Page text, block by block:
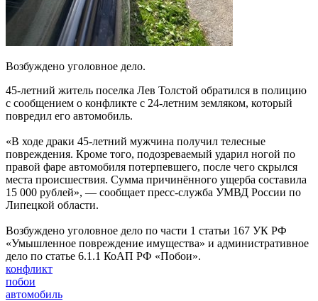
Возбуждено уголовное дело.
45-летний житель поселка Лев Толстой обратился в полицию
с сообщением о конфликте с 24-летним земляком, который
повредил его автомобиль.
«В ходе драки 45-летний мужчина получил телесные
повреждения. Кроме того, подозреваемый ударил ногой по
правой фаре автомобиля потерпевшего, после чего скрылся
места происшествия. Сумма причинённого ущерба составила
15 000 рублей», — сообщает пресс-служба УМВД России по
Липецкой области.
Возбуждено уголовное дело по части 1 статьи 167 УК РФ
«Умышленное повреждение имущества» и административное
дело по статье 6.1.1 КоАП РФ «Побои».
конфликт
побои
автомобиль